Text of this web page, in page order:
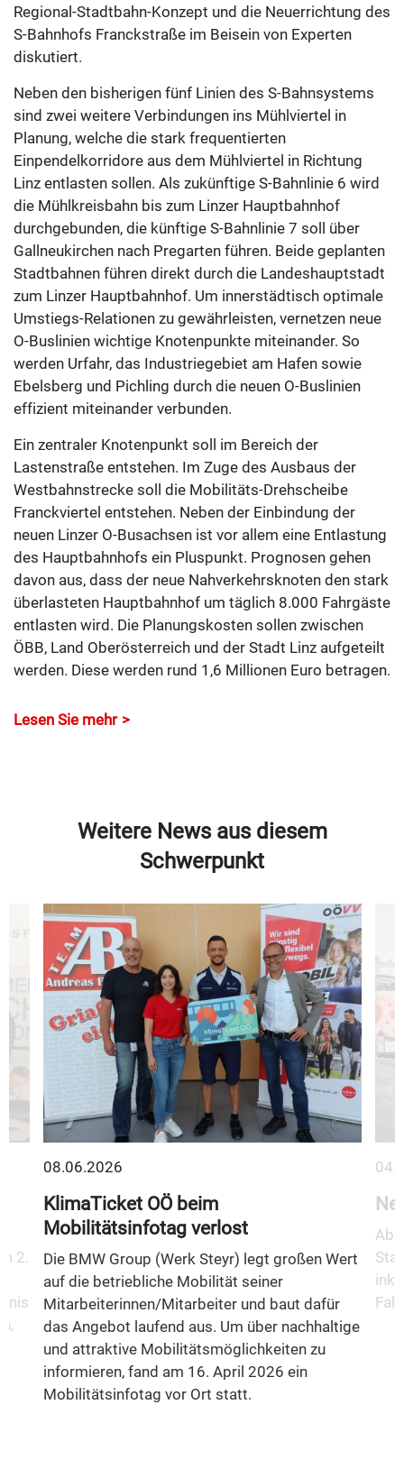
Regional-Stadtbahn-Konzept und die Neuerrichtung des
S-Bahnhofs Franckstraße im Beisein von Experten
diskutiert.
Neben den bisherigen fünf Linien des S-Bahnsystems
sind zwei weitere Verbindungen ins Mühlviertel in
Planung, welche die stark frequentierten
Einpendelkorridore aus dem Mühlviertel in Richtung
Linz entlasten sollen. Als zukünftige S-Bahnlinie 6 wird
die Mühlkreisbahn bis zum Linzer Hauptbahnhof
durchgebunden, die künftige S-Bahnlinie 7 soll über
Gallneukirchen nach Pregarten führen. Beide geplanten
Stadtbahnen führen direkt durch die Landeshauptstadt
zum Linzer Hauptbahnhof. Um innerstädtisch optimale
Umstiegs-Relationen zu gewährleisten, vernetzen neue
O-Buslinien wichtige Knotenpunkte miteinander. So
werden Urfahr, das Industriegebiet am Hafen sowie
Ebelsberg und Pichling durch die neuen O-Buslinien
effizient miteinander verbunden.
Ein zentraler Knotenpunkt soll im Bereich der
Lastenstraße entstehen. Im Zuge des Ausbaus der
Westbahnstrecke soll die Mobilitäts-Drehscheibe
Franckviertel entstehen. Neben der Einbindung der
neuen Linzer O-Busachsen ist vor allem eine Entlastung
des Hauptbahnhofs ein Pluspunkt. Prognosen gehen
davon aus, dass der neue Nahverkehrsknoten den stark
überlasteten Hauptbahnhof um täglich 8.000 Fahrgäste
entlasten wird. Die Planungskosten sollen zwischen
ÖBB, Land Oberösterreich und der Stadt Linz aufgeteilt
werden. Diese werden rund 1,6 Millionen Euro betragen.
Lesen Sie mehr
Weitere News aus diesem
Schwerpunkt
2.
08.06.2026
KlimaTicket OÖ beim
Mobilitätsinfotag verlost
Die BMW Group (Werk Steyr) legt großen Wert
auf die betriebliche Mobilität seiner
Mitarbeiterinnen/Mitarbeiter und baut dafür
das Angebot laufend aus. Um über nachhaltige
und attraktive Mobilitätsmöglichkeiten zu
informieren, fand am 16. April 2026 ein
Mobilitätsinfotag vor Ort statt.
Ab